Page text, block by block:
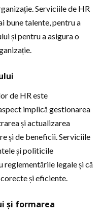
Serviciile de HR
bune talente, pentru a
și pentru a asigura o
de HR este
implică gestionarea
și actualizarea
și de beneficii. Serviciile
și politicile
legale și că
și eficiente.
și formarea